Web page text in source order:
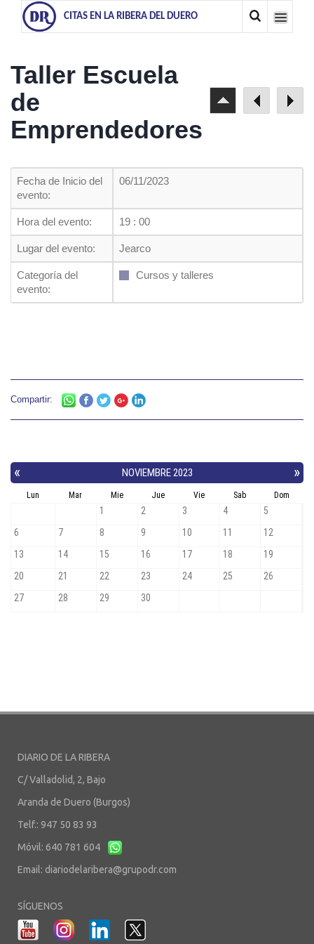
CITAS EN LA RIBERA DEL DUERO
Taller Escuela
de
Emprendedores
Fecha de Inicio del
evento:
06/11/2023
Hora del evento: 19 : 00
Lugar del evento: Jearco
Categoría del
evento:
Cursos y talleres
Compartir:
DIARIO DE LA RIBERA
C/ Valladolid, 2, Bajo
Aranda de Duero (Burgos)
Telf.: 947 50 83 93
Móvil: 640 781 604
Email: diariodelaribera@grupodr.com
SÍGUENOS